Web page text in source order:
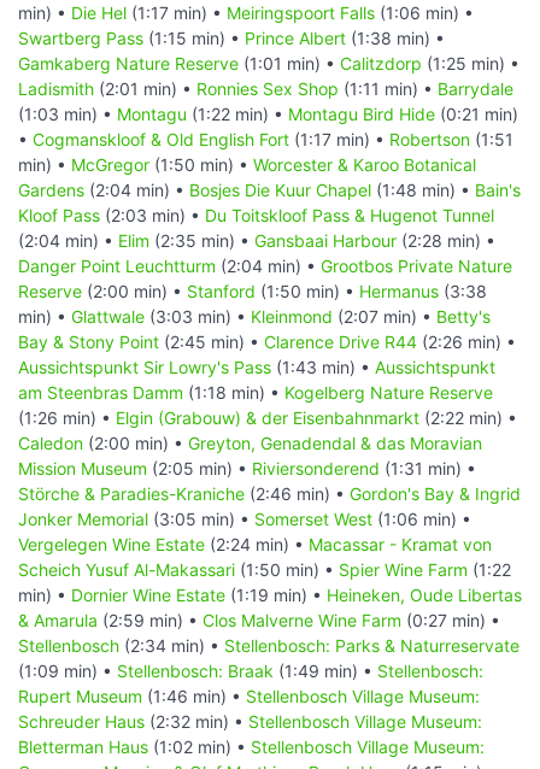
min) • Die Hel (1:17 min) • Meiringspoort Falls (1:06 min) •
Swartberg Pass (1:15 min) • Prince Albert (1:38 min) •
Gamkaberg Nature Reserve (1:01 min) • Calitzdorp (1:25 min) •
Ladismith (2:01 min) • Ronnies Sex Shop (1:11 min) • Barrydale
(1:03 min) • Montagu (1:22 min) • Montagu Bird Hide (0:21 min)
• Cogmanskloof & Old English Fort (1:17 min) • Robertson (1:51
min) • McGregor (1:50 min) • Worcester & Karoo Botanical
Gardens (2:04 min) • Bosjes Die Kuur Chapel (1:48 min) • Bain's
Kloof Pass (2:03 min) • Du Toitskloof Pass & Hugenot Tunnel
(2:04 min) • Elim (2:35 min) • Gansbaai Harbour (2:28 min) •
Danger Point Leuchtturm (2:04 min) • Grootbos Private Nature
Reserve (2:00 min) • Stanford (1:50 min) • Hermanus (3:38
min) • Glattwale (3:03 min) • Kleinmond (2:07 min) • Betty's
Bay & Stony Point (2:45 min) • Clarence Drive R44 (2:26 min) •
Aussichtspunkt Sir Lowry's Pass (1:43 min) • Aussichtspunkt
am Steenbras Damm (1:18 min) • Kogelberg Nature Reserve
(1:26 min) • Elgin (Grabouw) & der Eisenbahnmarkt (2:22 min) •
Caledon (2:00 min) • Greyton, Genadendal & das Moravian
Mission Museum (2:05 min) • Riviersonderend (1:31 min) •
Störche & Paradies-Kraniche (2:46 min) • Gordon's Bay & Ingrid
Jonker Memorial (3:05 min) • Somerset West (1:06 min) •
Vergelegen Wine Estate (2:24 min) • Macassar - Kramat von
Scheich Yusuf Al-Makassari (1:50 min) • Spier Wine Farm (1:22
min) • Dornier Wine Estate (1:19 min) • Heineken, Oude Libertas
& Amarula (2:59 min) • Clos Malverne Wine Farm (0:27 min) •
Stellenbosch (2:34 min) • Stellenbosch: Parks & Naturreservate
(1:09 min) • Stellenbosch: Braak (1:49 min) • Stellenbosch:
Rupert Museum (1:46 min) • Stellenbosch Village Museum:
Schreuder Haus (2:32 min) • Stellenbosch Village Museum:
Bletterman Haus (1:02 min) • Stellenbosch Village Museum: